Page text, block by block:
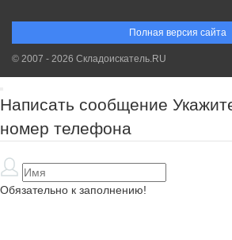
Полная версия сайта
© 2007 - 2026 Складоискатель.RU
Написать сообщение
номер телефона
Обязательно к заполнению!